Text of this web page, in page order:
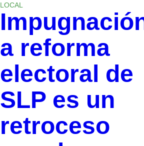
LOCAL
a reforma
electoral de
SLP es un
retroceso